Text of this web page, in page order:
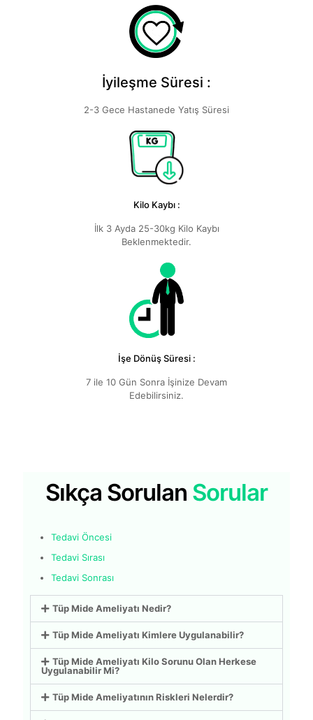
İyileşme Süresi :
2-3 Gece Hastanede Yatış Süresi
Kilo Kaybı :
İlk 3 Ayda 25-30kg Kilo Kaybı
Beklenmektedir.
İşe Dönüş Süresi :
7 ile 10 Gün Sonra İşinize Devam
Edebilirsiniz.
Sıkça Sorulan Sorular
Tedavi Öncesi
Tedavi Sırası
Tedavi Sonrası
Tüp Mide Ameliyatı Nedir?
Tüp Mide Ameliyatı Kimlere Uygulanabilir?
Tüp Mide Ameliyatı Kilo Sorunu Olan Herkese
Uygulanabilir Mi?
Tüp Mide Ameliyatının Riskleri Nelerdir?